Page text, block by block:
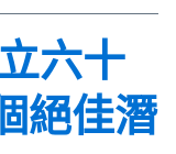
六十
絕佳潛